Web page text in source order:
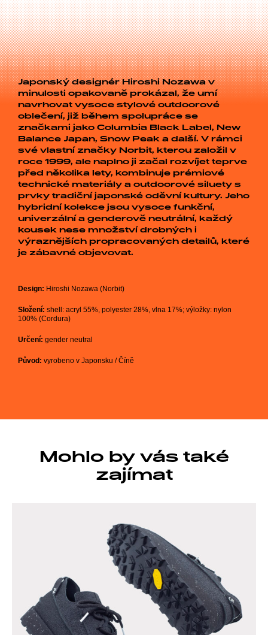
Japonský designér Hiroshi Nozawa v
minulosti opakovaně prokázal, že umí
navrhovat vysoce stylové outdoorové
oblečení, již během spolupráce se
značkami jako Columbia Black Label, New
Balance Japan, Snow Peak a další. V rámci
své vlastní značky Norbit, kterou založil v
roce 1999, ale naplno ji začal rozvíjet teprve
před několika lety, kombinuje prémiové
technické materiály a outdoorové siluety s
prvky tradiční japonské oděvní kultury. Jeho
hybridní kolekce jsou vysoce funkční,
univerzální a genderově neutrální, každý
kousek nese množství drobných i
výraznějších propracovaných detailů, které
je zábavné objevovat.
Design: Hiroshi Nozawa (Norbit)
Složení: shell: acryl 55%, polyester 28%, vlna 17%; výložky: nylon
100% (Cordura)
Určení: gender neutral
Původ: vyrobeno v Japonsku / Číně
Mohlo by vás také
zajímat